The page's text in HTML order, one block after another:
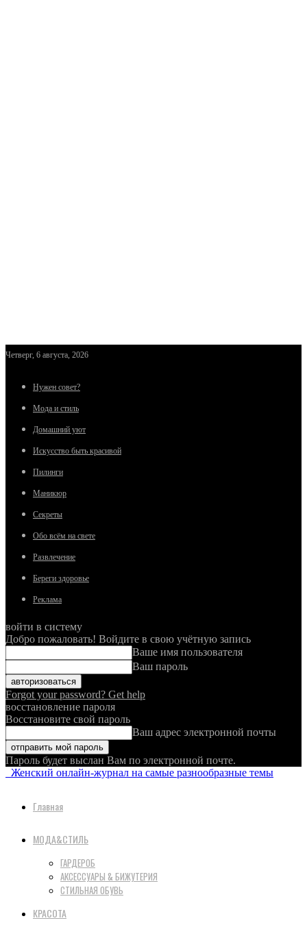
Четверг, 6 августа, 2026
Нужен совет?
Мода и стиль
Домашний уют
Искусство быть красивой
Пилинги
Маникюр
Секреты
Обо всём на свете
Развлечение
Береги здоровье
Реклама
войти в систему
Добро пожаловать! Войдите в свою учётную запись
Ваше имя пользователя
Ваш пароль
Forgot your password? Get help
восстановление пароля
Восстановите свой пароль
Ваш адрес электронной почты
Пароль будет выслан Вам по электронной почте.
Женский онлайн-журнал на самые разнообразные темы
Главная
МОДА&СТИЛЬ
ГАРДЕРОБ
АКСЕССУАРЫ & БИЖУТЕРИЯ
СТИЛЬНАЯ ОБУВЬ
КРАСОТА